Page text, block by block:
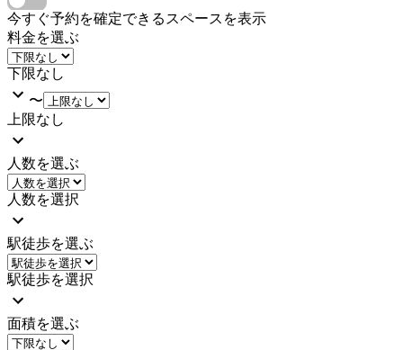
今すぐ予約を確定できるスペースを表示
料金を選ぶ
下限なし
〜
上限なし
人数を選ぶ
人数を選択
駅徒歩を選ぶ
駅徒歩を選択
面積を選ぶ